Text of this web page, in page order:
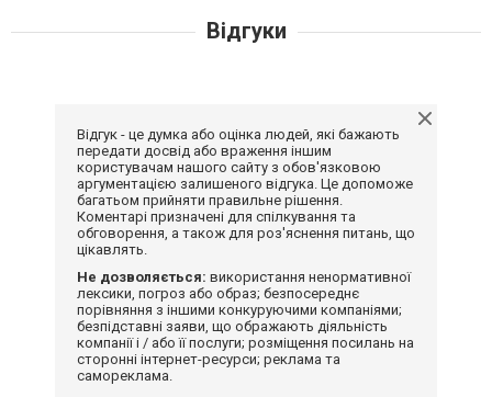
Відгуки
Відгук - це думка або оцінка людей, які бажають
передати досвід або враження іншим
користувачам нашого сайту з обов'язковою
аргументацією залишеного відгука. Це допоможе
багатьом прийняти правильне рішення.
Коментарі призначені для спілкування та
обговорення, а також для роз'яснення питань, що
цікавлять.
Не дозволяється: використання ненормативної
лексики, погроз або образ; безпосереднє
порівняння з іншими конкуруючими компаніями;
безпідставні заяви, що ображають діяльність
компанії і / або її послуги; розміщення посилань на
сторонні інтернет-ресурси; реклама та
самореклама.